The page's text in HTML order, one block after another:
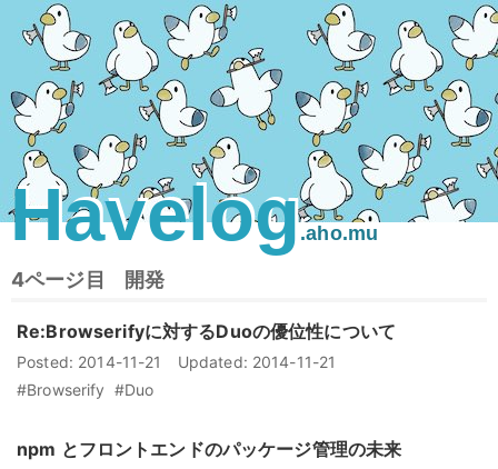
Havelog.aho.mu
4ページ目 開発
Re:Browserifyに対するDuoの優位性について
Posted: 2014-11-21 Updated: 2014-11-21
#Browserify #Duo
npm とフロントエンドのパッケージ管理の未来